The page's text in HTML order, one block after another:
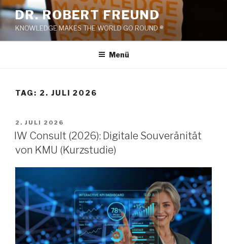
Zum
Inhalt
springen
DR. ROBERT FREUND
KNOWLEDGE MAKES THE WORLD GO ROUND ®
Menü
TAG: 2. JULI 2026
VERÖFFENTLICHT
AM
2. JULI 2026
IW Consult (2026): Digitale Souveränität
von KMU (Kurzstudie)